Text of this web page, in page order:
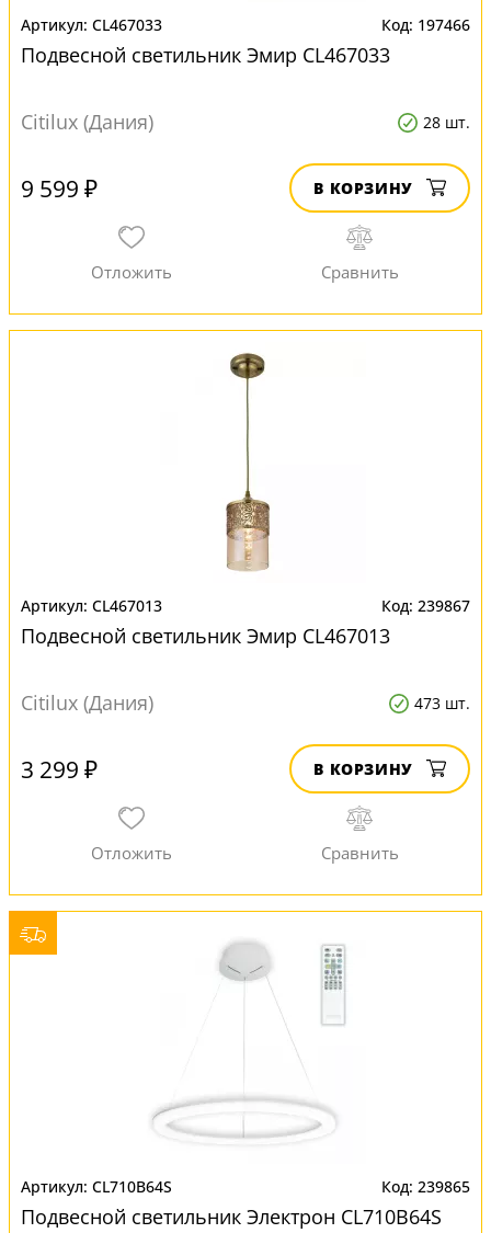
CL467033 197466
Подвесной светильник Эмир CL467033
Citilux (Дания) 28 шт.
9 599 ₽ В КОРЗИНУ
CL467013 239867
Подвесной светильник Эмир CL467013
Citilux (Дания) 473 шт.
3 299 ₽ В КОРЗИНУ
CL710B64S 239865
Подвесной светильник Электрон CL710B64S